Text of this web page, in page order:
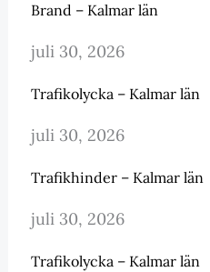
Brand – Kalmar län
juli 30, 2026
Trafikolycka – Kalmar län
juli 30, 2026
Trafikhinder – Kalmar län
juli 30, 2026
Trafikolycka – Kalmar län